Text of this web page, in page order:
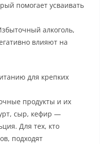
помогает усваивать
алкоголь,
влияют на
для крепких
продукты и их
сыр, кефир —
Для тех, кто
подходят